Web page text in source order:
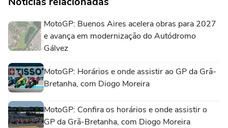
MotoGP: Buenos Aires acelera obras para 2027
e avança em modernização do Autódromo
Gálvez
MotoGP: Horários e onde assistir ao GP da Grã-
Bretanha, com Diogo Moreira
MotoGP: Confira os horários e onde assistir o
GP da Grã-Bretanha, com Diogo Moreira